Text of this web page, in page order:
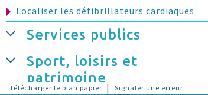
Localiser les défibrillateurs cardiaques
Services publics
Sport, loisirs et
patrimoine
Télécharger le plan papier | Signaler une erreur